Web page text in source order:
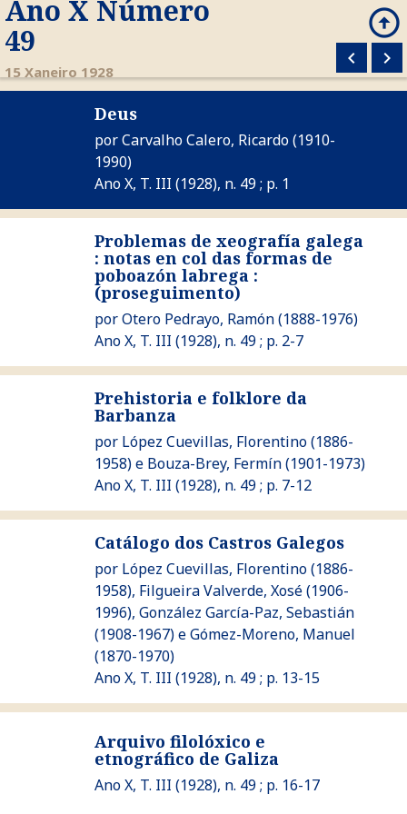
search arrow_circle_up
Ano X Número
49
15 Xaneiro 1928
keyboard_arrow_left keyboard_arrow_right
Deus
porCarvalho Calero, Ricardo(1910-
1990)
Ano X, T. III (1928), n. 49 ; p. 1
Ver Problemas de xeografía galega : notas en col das
Problemas de xeografía galega
: notas en col das formas de
poboazón labrega :
(proseguimento)
porOtero Pedrayo, Ramón(1888-1976)
Ano X, T. III (1928), n. 49 ; p. 2-7
Ver Prehistoria e folklore da Barbanza
Prehistoria e folklore da
Barbanza
por López Cuevillas, Florentino(1886-
1958) e Bouza-Brey, Fermín(1901-1973)
Ano X, T. III (1928), n. 49 ; p. 7-12
Ver Catálogo dos Castros Galegos
Catálogo dos Castros Galegos
por López Cuevillas, Florentino(1886-
1958), Filgueira Valverde, Xosé(1906-
1996), González García-Paz, Sebastián
(1908-1967) eGómez-Moreno, Manuel
(1870-1970)
Ano X, T. III (1928), n. 49 ; p. 13-15
Ver Arquivo filolóxico e etnográfico de Galiza
Arquivo filolóxico e
etnográfico de Galiza
Ano X, T. III (1928), n. 49 ; p. 16-17